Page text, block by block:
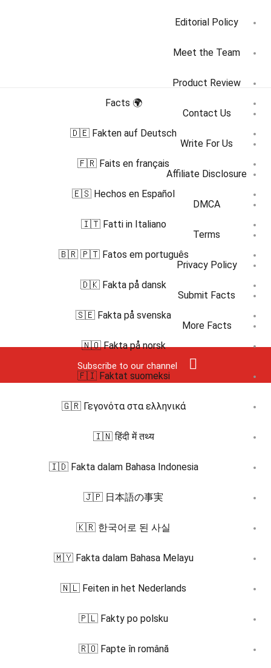
Editorial Policy
Meet the Team
Product Review
Contact Us
Write For Us
Affiliate Disclosure
DMCA
Terms
Privacy Policy
Submit Facts
More Facts
Subscribe to our channel
🌍 Facts
🇩🇪 Fakten auf Deutsch
🇫🇷 Faits en français
🇪🇸 Hechos en Español
🇮🇹 Fatti in Italiano
🇧🇷 🇵🇹 Fatos em português
🇩🇰 Fakta på dansk
🇸🇪 Fakta på svenska
🇳🇴 Fakta på norsk
🇫🇮 Faktat suomeksi
🇬🇷 Γεγονότα στα ελληνικά
🇮🇳 हिंदी में तथ्य
🇮🇩 Fakta dalam Bahasa Indonesia
🇯🇵 日本語の事実
🇰🇷 한국어로 된 사실
🇲🇾 Fakta dalam Bahasa Melayu
🇳🇱 Feiten in het Nederlands
🇵🇱 Fakty po polsku
🇷🇴 Fapte în română